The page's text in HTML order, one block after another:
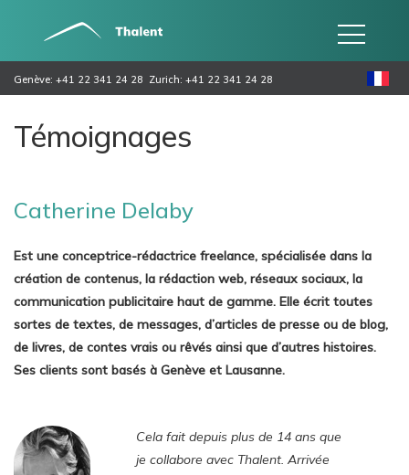
Genève: +41 22 341 24 28 Zurich: +41 22 341 24 28
Témoignages
Catherine Delaby
Est une conceptrice-rédactrice freelance, spécialisée dans la
création de contenus, la rédaction web, réseaux sociaux, la
communication publicitaire haut de gamme. Elle écrit toutes
sortes de textes, de messages, d’articles de presse ou de blog,
de livres, de contes vrais ou rêvés ainsi que d’autres histoires.
Ses clients sont basés à Genève et Lausanne.
Cela fait depuis plus de 14 ans que
je collabore avec Thalent. Arrivée